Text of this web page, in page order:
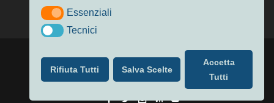
| Alimentato da
Nuoto
MasterS Podcast Il Nuoto in Cifre
Privacy & Cookie Policy
EssenzialiEssenziali
TecniciTecnici
Rifiuta Tutti Salva Scelte
Accetta
Tutti